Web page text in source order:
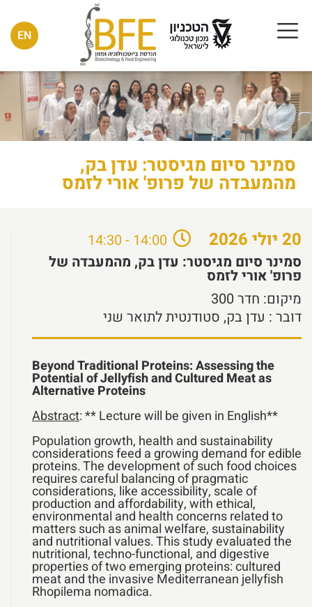
EN
סמינר סיום מגיסטר: עדן בק,
מהמעבדה של פרופ' אורי לזמס
20 יולי 2026
סמינר סיום מגיסטר: עדן בק, מהמעבדה של
פרופ' אורי לזמס
מיקום: חדר 300
דובר : עדן בק, סטודנטית לתואר שני
Beyond Traditional Proteins: Assessing the
Potential of Jellyfish and Cultured Meat as
Alternative Proteins
Abstract: ** Lecture will be given in English**
Population growth, health and sustainability
considerations feed a growing demand for edible
proteins. The development of such food choices
requires careful balancing of pragmatic
considerations, like accessibility, scale of
production and affordability, with ethical,
environmental and health concerns related to
matters such as animal welfare, sustainability
and nutritional values. This study evaluated the
nutritional, techno-functional, and digestive
properties of two emerging proteins: cultured
meat and the invasive Mediterranean jellyfish
Rhopilema nomadica.